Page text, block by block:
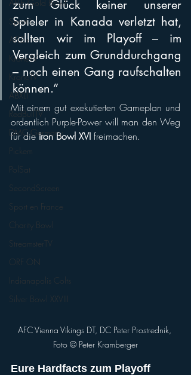
AFLE Gold Bowl
Sport1
AFLE+
KroneTV
KroneTV
ABXLI
RedBullTV
DMC Germany
Pickem
PolSat
SecondScreen
Sport en France
Charity Bowl
StreamsterTV
ORF ON
Indianapolis Colts
Silver Bowl XXVIII
zum Glück keiner unserer
Spieler in Kanada verletzt hat,
sollten wir im Playoff – im
Vergleich zum Grunddurchgang
– noch einen Gang raufschalten
können.”
Mit einem gut exekutierten Gameplan und
ordentlich Purple-Power will man den Weg
für die Iron Bowl XVI freimachen.
AFC Vienna Vikings DT, DC Peter Prostrednik,
Foto © Peter Kramberger
Eure Hardfacts zum Playoff